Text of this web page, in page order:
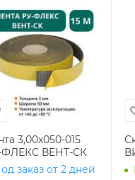
3,00х050-015
ФЛЕКС ВЕНТ-СК
заказ от 2 дней